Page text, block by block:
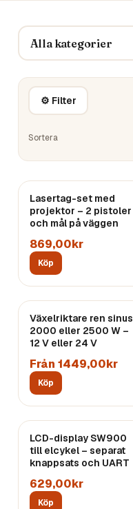
Alla kategorier
⚙ Filter
Sortera
Lasertag-set med
projektor – 2 pistoler
och mål på väggen
869,00kr
Köp
Växelriktare ren sinus
2000 eller 2500 W –
12 V eller 24 V
Från 1449,00kr
Köp
LCD-display SW900
till elcykel – separat
knappsats och UART
629,00kr
Köp